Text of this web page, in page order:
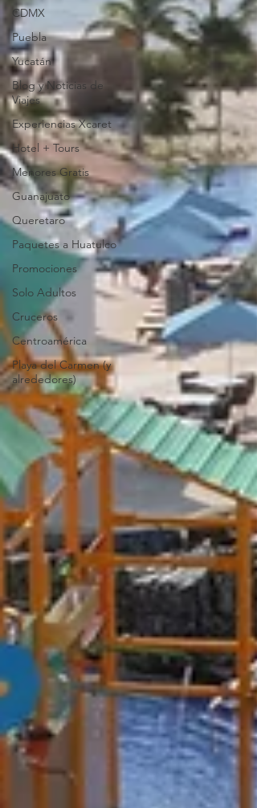
CDMX
Puebla
Yucatán
Blog y Noticias de
Viajes
Experiencias Xcaret
Hotel + Tours
Menores Gratis
Guanajuato
Queretaro
Paquetes a Huatulco
Promociones
Solo Adultos
Cruceros
Centroamérica
Playa del Carmen (y
alrededores)